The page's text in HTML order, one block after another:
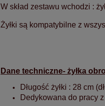
W skład zestawu wchodzi :
Żyłki są kompatybilne z
Dane techniczne- żyłka
Długość żyłki : 28 cm
Dedykowana do pracy